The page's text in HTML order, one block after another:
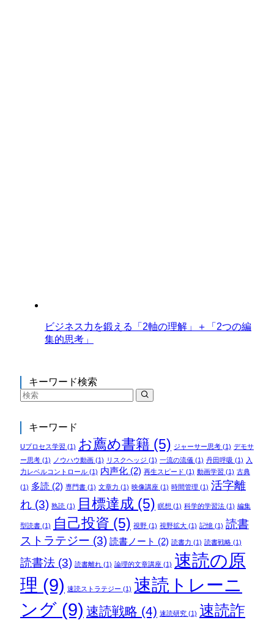
ビジネス力を鍛える「2軸の理解」＋「2つの編
集的思考」
キーワード検索
キーワード
Uプロセス学習 (1) お薦め書籍 (5) ジャーサー思考(1) デモサ
ー思考(1) ノウハウ動画(1) リスクヘッジ (1) 一流の流儀(1) 丹田呼吸 (1) 入
力レベルコントロール(1) 内声化(2) 再生スピード (1) 動画学習 (1) 古典
(1) 多読 (2) 専門書(1) 文章力 (1) 映像講座(1) 時間管理 (1) 活字離
れ(3) 熟読(1) 目標達成 (5) 瞑想 (1) 科学的学習法(1) 編集
型読書(1) 自己投資 (5) 視野(1) 視野拡大(1) 記憶(1) 読書
ストラテジー (3) 読書ノート (2) 読書力 (1) 読書戦略(1)
読書法(3) 読書離れ(1) 論理的文章講座(1) 速読の原
理 (9) 速読ストラテジー (1) 速読トレーニ
ング(9) 速読戦略 (4) 速読研究(1) 速読詐